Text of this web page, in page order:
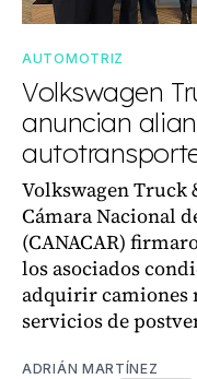
AUTOMOTRIZ
Volkswagen
anuncian
Volkswagen Truck
Cámara Nacional
(CANACAR)
los asociados
adquirir camiones
servicios de
ADRIÁN MARTÍNEZ